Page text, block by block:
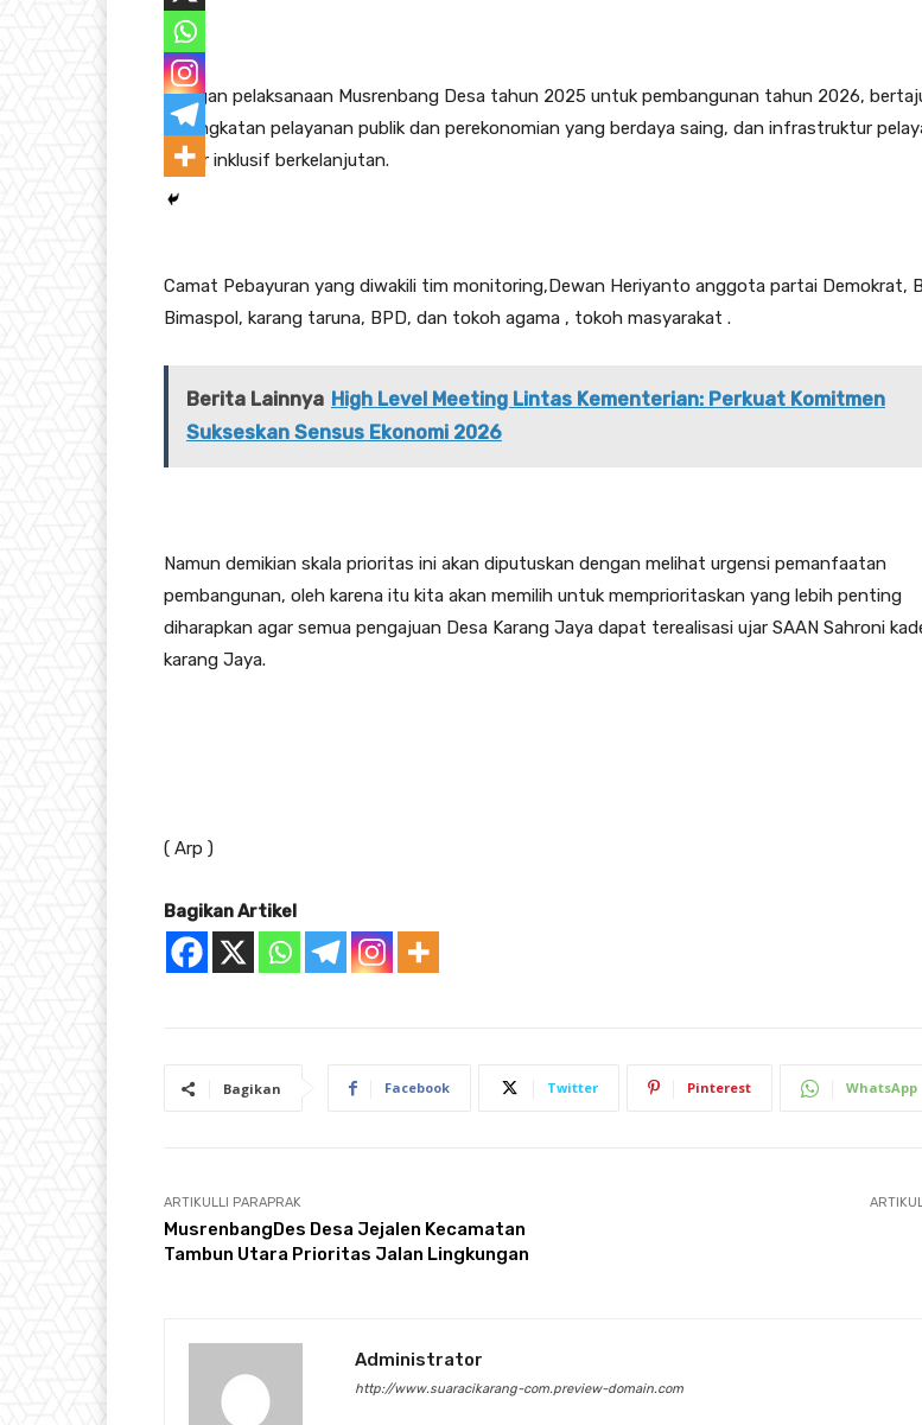
Dengan pelaksanaan Musrenbang Desa tahun 2025 untuk pembangunan tahun 2026,
peningkatan pelayanan publik dan perekonomian yang berdaya saing, dan infrastruktur
dasar inklusif berkelanjutan.
Camat Pebayuran yang diwakili tim monitoring,Dewan Heriyanto anggota partai Demokrat,
Bimaspol, karang taruna, BPD, dan tokoh agama , tokoh masyarakat .
Berita Lainnya High Level Meeting Lintas Kementerian: Perkuat Komitmen
Sukseskan Sensus Ekonomi 2026
Namun demikian skala prioritas ini akan diputuskan dengan melihat urgensi pemanfaatan
pembangunan, oleh karena itu kita akan memilih untuk memprioritaskan yang lebih penting
diharapkan agar semua pengajuan Desa Karang Jaya dapat terealisasi ujar SAAN Sahroni
karang Jaya.
( Arp )
Bagikan Artikel
Bagikan Facebook Twitter Pinterest WhatsApp
ARTIKULLI PARAPRAK
MusrenbangDes Desa Jejalen Kecamatan
Tambun Utara Prioritas Jalan Lingkungan
Administrator
http://www.suaracikarang-com.preview-domain.com